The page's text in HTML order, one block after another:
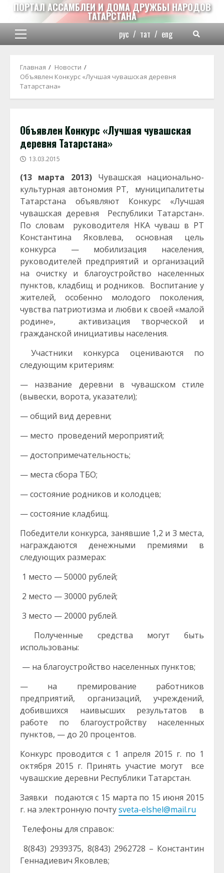
Перейти
содержимому
ПОРТАЛ АССАМБЛЕИ И ДОМА ДРУЖБЫ НАРОДОВ
ТАТАРСТАНА
Основное
рус / тат / eng
Главная
Новости
Объявлен Конкурс «Лучшая чувашская деревня
Татарстана»
Объявлен Конкурс «Лучшая чувашская
деревня Татарстана»
13.03.2015
(13 марта 2013)Чувашская национально-
культурная автономия РТ, муниципалитеты
Татарстана объявляют Конкурс «Лучшая
чувашская деревня Республики Татарстан».
По словам руководителя НКА чуваш в РТ
Константина Яковлева, основная цель
конкурса — мобилизация населения,
руководителей предприятий и организаций
на очистку и благоустройство населенных
пунктов, кладбищ и родников. Воспитание у
жителей, особенно молодого поколения,
чувства патриотизма и любви к своей «малой
родине», активизация творческой и
гражданской инициативы населения.
Участники конкурса оцениваются по
следующим критериям:
— название деревни в чувашском стиле
(вывески, ворота, указатели);
— общий вид деревни;
— место проведений мероприятий;
— достопримечательность;
— места сбора ТБО;
— состояние родников и колодцев;
— состояние кладбищ.
Победители конкурса, занявшие 1,2 и 3 места,
награждаются денежными премиями в
следующих размерах:
1 место — 50000 рублей;
2 место — 30000 рублей;
3 место — 20000 рублей.
Полученные средства могут быть
использованы:
— на благоустройство населенных пунктов;
— на премирование работников
предприятий, организаций, учреждений,
добившихся наивысших результатов в
работе по благоустройству населенных
пунктов, — до 20 процентов.
Конкурс проводится с 1 апреля 2015 г. по 1
октября 2015 г. Принять участие могут все
чувашские деревни Республики Татарстан.
Заявки подаются с 15 марта по 15 июня 2015
г. на электронную почтуsveta-elshel@mail.ru
Телефоны для справок:
8(843) 2939375, 8(843) 2962728 – Константин
Геннадиевич Яковлев;